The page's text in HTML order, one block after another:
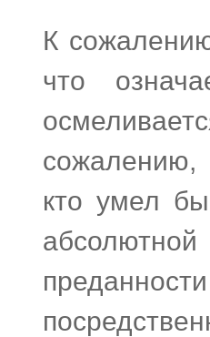
К
что
сожалению,
кто умел